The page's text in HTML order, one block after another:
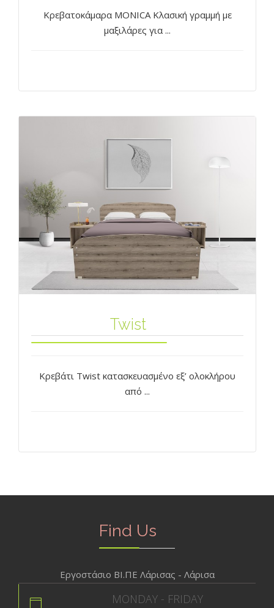
Κρεβατοκάμαρα MONICA Κλασική γραμμή με
μαξιλάρες για ...
Twist
Κρεβάτι Twist κατασκευασμένo εξ’ ολοκλήρου
από ...
Find Us
Εργοστάσιο ΒΙ.ΠΕ Λάρισας - Λάρισα
MONDAY - FRIDAY